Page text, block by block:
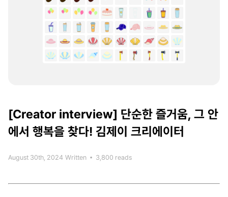
[Creator interview] 단순한 즐거움, 그 안
에서 행복을 찾다! 김제이 크리에이터
August 30th, 2024 Written • 3,800 reads